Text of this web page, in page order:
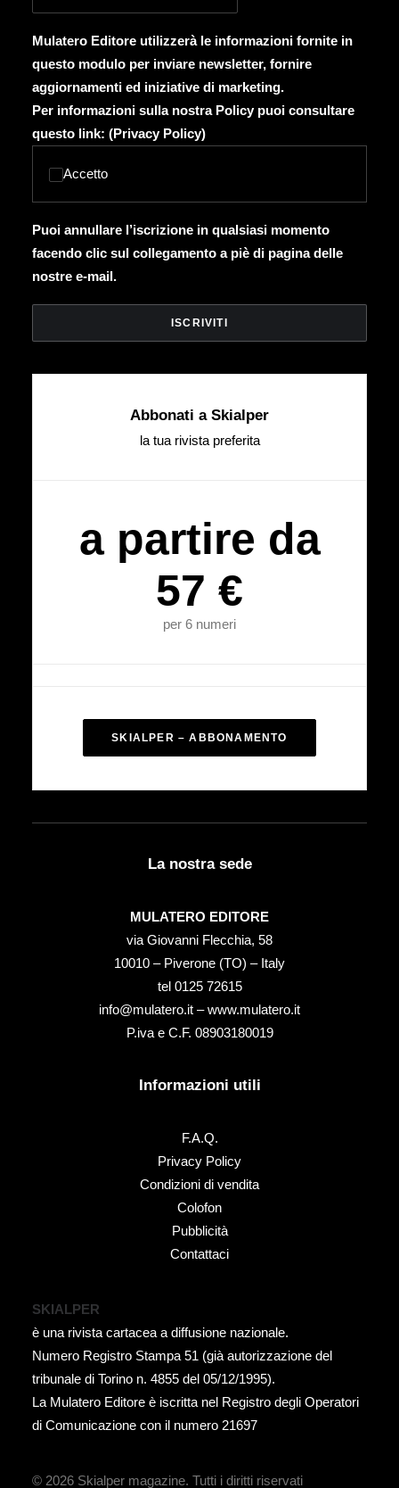
Mulatero Editore utilizzerà le informazioni fornite in
questo modulo per inviare newsletter, fornire
aggiornamenti ed iniziative di marketing.
Per informazioni sulla nostra Policy puoi consultare
questo link: (Privacy Policy)
Accetto
Puoi annullare l’iscrizione in qualsiasi momento
facendo clic sul collegamento a piè di pagina delle
nostre e-mail.
Abbonati a Skialper
la tua rivista preferita
a partire da
57 €
per 6 numeri
SKIALPER – ABBONAMENTO
La nostra sede
MULATERO EDITORE
via Giovanni Flecchia, 58
10010 – Piverone (TO) – Italy
tel ‭0125 72615‬
info@mulatero.it –www.mulatero.it
P.iva e C.F. 08903180019
Informazioni utili
F.A.Q.
Privacy Policy
Condizioni di vendita
Colofon
Pubblicità
Contattaci
SKIALPER
è una rivista cartacea a diffusione nazionale.
Numero Registro Stampa 51 (già autorizzazione del
tribunale di Torino n. 4855 del 05/12/1995).
La Mulatero Editore è iscritta nel Registro degli Operatori
di Comunicazione con il numero 21697
© 2026 Skialper magazine. Tutti i diritti riservati